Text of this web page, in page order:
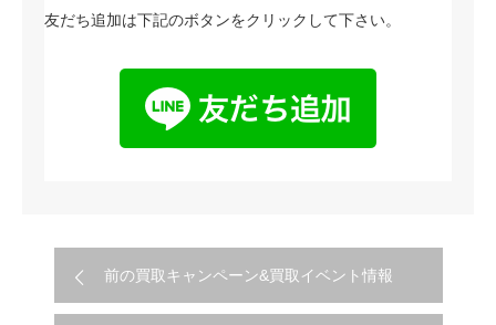
友だち追加は下記のボタンをクリックして下さい。
前の買取キャンペーン&買取イベント情報